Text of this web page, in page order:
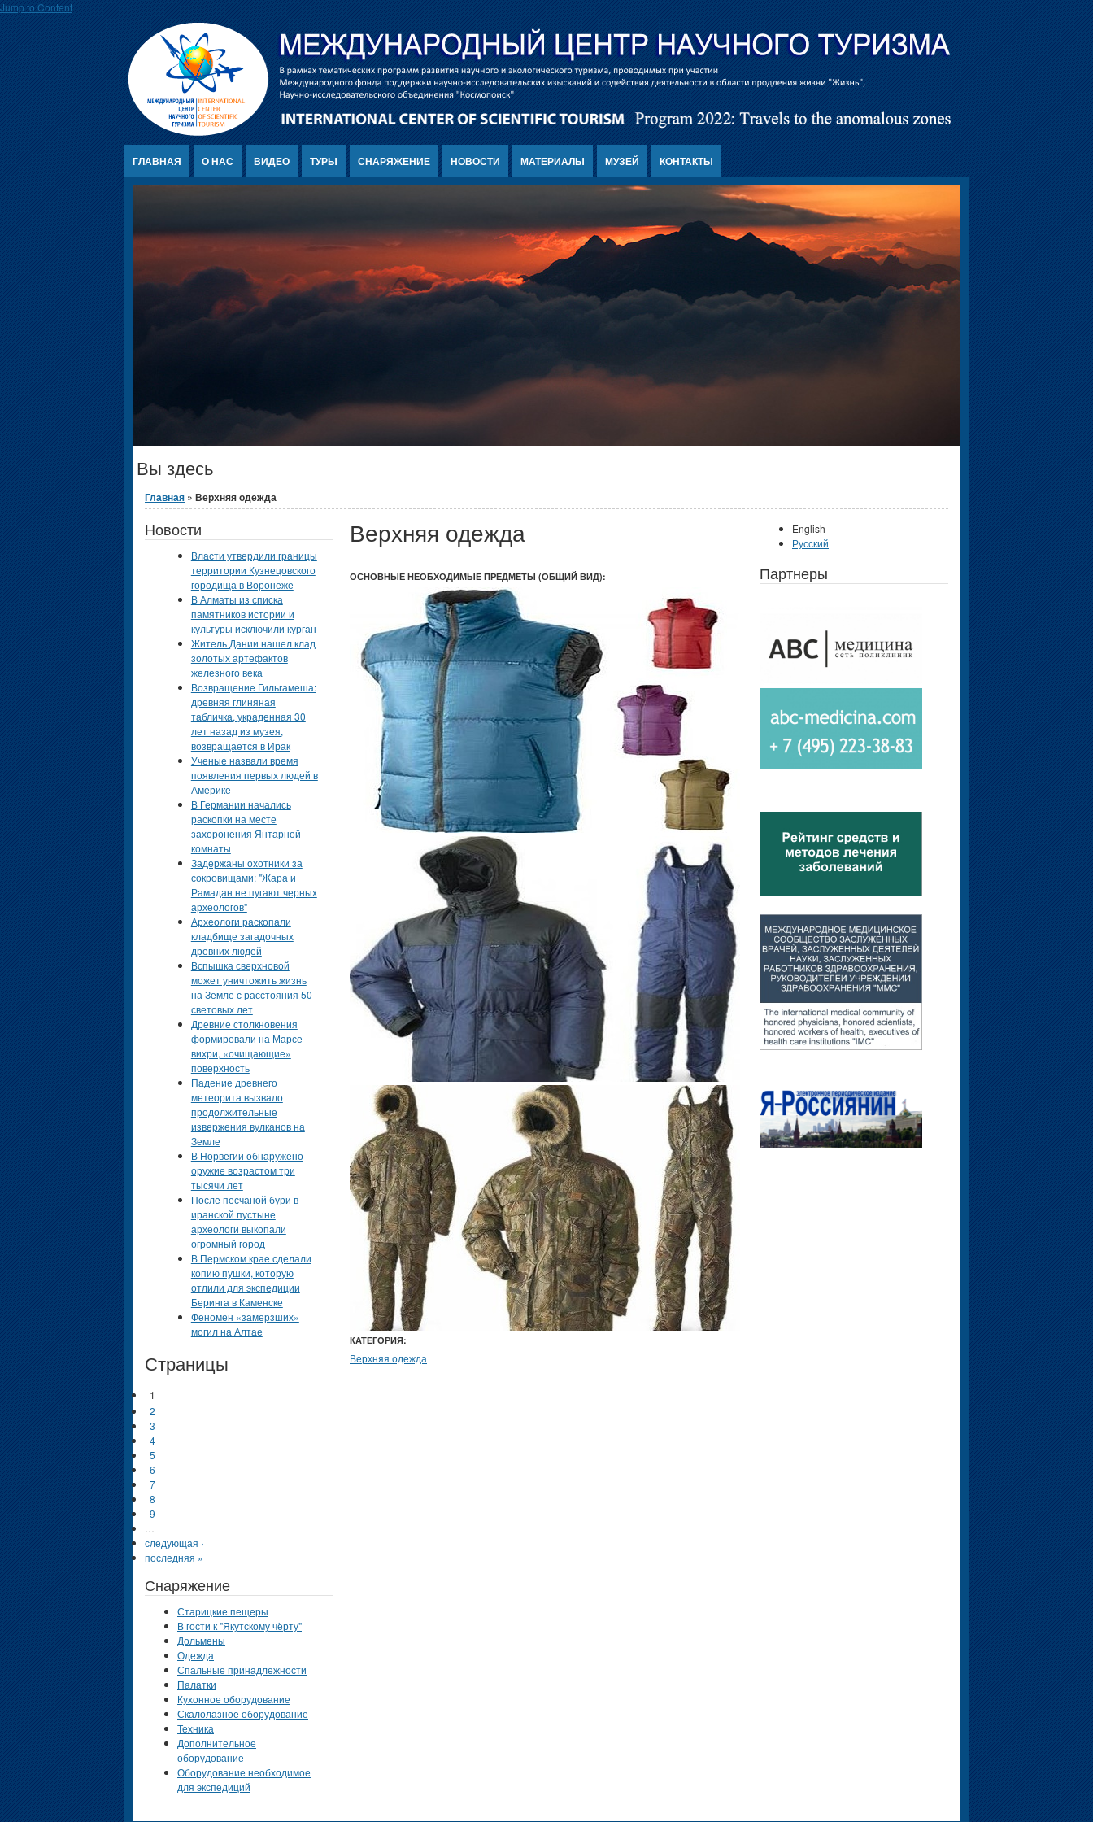
Jump to Content
ГЛАВНАЯ О НАС ВИДЕО ТУРЫ СНАРЯЖЕНИЕ НОВОСТИ МАТЕРИАЛЫ МУЗЕЙ КОНТАКТЫ
Вы здесь
Главная » Верхняя одежда
Верхняя одежда
ОСНОВНЫЕ НЕОБХОДИМЫЕ ПРЕДМЕТЫ (ОБЩИЙ ВИД):
КАТЕГОРИЯ:
Верхняя одежда
Новости
Власти утвердили границы
территории Кузнецовского
городища в Воронеже
В Алматы из списка
памятников истории и
культуры исключили курган
Житель Дании нашел клад
золотых артефактов
железного века
Возвращение Гильгамеша:
древняя глиняная
табличка, украденная 30
лет назад из музея,
возвращается в Ирак
Ученые назвали время
появления первых людей в
Америке
В Германии начались
раскопки на месте
захоронения Янтарной
комнаты
Задержаны охотники за
сокровищами: "Жара и
Рамадан не пугают черных
археологов"
Археологи раскопали
кладбище загадочных
древних людей
Вспышка сверхновой
может уничтожить жизнь
на Земле с расстояния 50
световых лет
Древние столкновения
формировали на Марсе
вихри, «очищающие»
поверхность
Падение древнего
метеорита вызвало
продолжительные
извержения вулканов на
Земле
В Норвегии обнаружено
оружие возрастом три
тысячи лет
После песчаной бури в
иранской пустыне
археологи выкопали
огромный город
В Пермском крае сделали
копию пушки, которую
отлили для экспедиции
Беринга в Каменске
Феномен «замерзших»
могил на Алтае
Страницы
1
2
3
4
5
6
7
8
9
…
следующая ›
последняя »
Снаряжение
Старицкие пещеры
В гости к "Якутскому чёрту"
Дольмены
Одежда
Спальные принадлежности
Палатки
Кухонное оборудование
Скалолазное оборудование
Техника
Дополнительное
оборудование
Оборудование необходимое
для экспедиций
English
Русский
Партнеры